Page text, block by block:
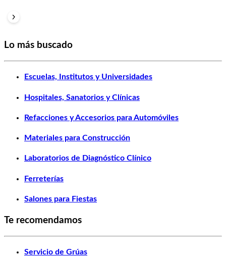
Lo más buscado
Escuelas, Institutos y Universidades
Hospitales, Sanatorios y Clínicas
Refacciones y Accesorios para Automóviles
Materiales para Construcción
Laboratorios de Diagnóstico Clínico
Ferreterías
Salones para Fiestas
Te recomendamos
Servicio de Grúas